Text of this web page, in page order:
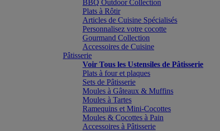
BBQ Outdoor Collection
Plats à Rôtir
Articles de Cuisine Spécialisés
Personnalisez votre cocotte
Gourmand Collection
Accessoires de Cuisine
Pâtisserie
Voir Tous les Ustensiles de Pâtisserie
Plats à four et plaques
Sets de Pâtisserie
Moules à Gâteaux & Muffins
Moules à Tartes
Ramequins et Mini-Cocottes
Moules & Cocottes à Pain
Accessoires à Pâtisserie